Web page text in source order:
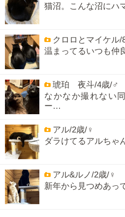
猫沼。こんな沼にハ
クロロとマイケル/
温まってるいつも仲
琥珀 夜斗/4歳/♂
なかなか撮れない
ー…
アル/2歳/♀
ダラけてるアルちゃ
アル&ルノ/2歳/♀
新年から見つめあっ